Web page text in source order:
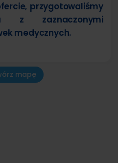
przygotowaliśmy
z zaznaczonymi
medycznych.
mapę